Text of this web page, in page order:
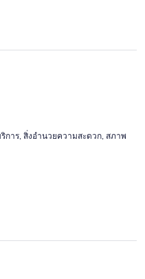
าร, สิ่งอำนวยความสะดวก, สภาพ